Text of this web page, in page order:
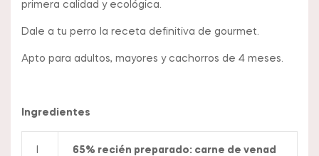
primera calidad y ecológica.
Dale a tu perro la receta definitiva de gourmet.
Apto para adultos, mayores y cachorros de 4 meses.
Ingredientes
65% recién preparado: carne de venad